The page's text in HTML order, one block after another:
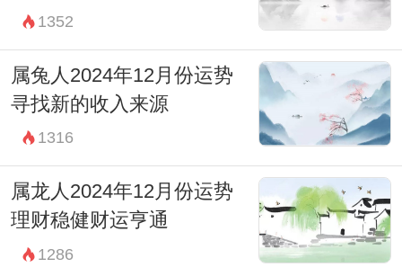
1352
属兔人2024年12月份运势
寻找新的收入来源
1316
属龙人2024年12月份运势
理财稳健财运亨通
1286